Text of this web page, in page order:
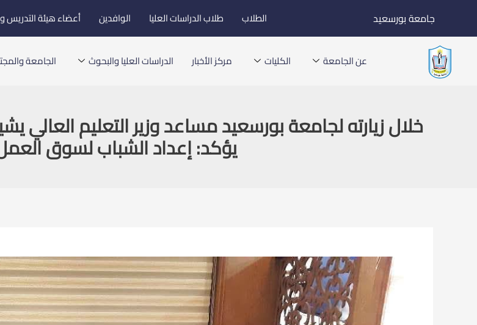
إلى
المحتوى
جامعة بورسعيد الطلاب طلاب الدراسات العليا الوافدين أعضاء هيئة التدريس
عن الجامعة الكليات مركز الأخبار الدراسات العليا والبحوث الجامعة
خلال زيارته لجامعة بورسعيد مساعد وزير التعليم العالي
يؤكد: إعداد الشباب لسوق